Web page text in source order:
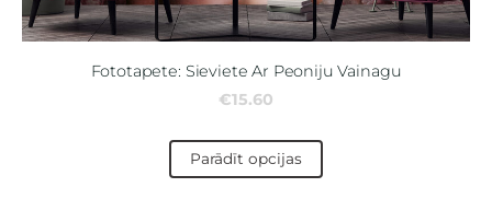
Fototapete: Sieviete Ar Peoniju Vainagu
€15.60
Parādīt opcijas